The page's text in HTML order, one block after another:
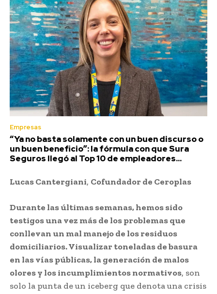
Empresas
“Ya no basta solamente con un buen discurso o
un buen beneficio”: la fórmula con que Sura
Seguros llegó al Top 10 de empleadores...
Lucas Cantergiani, Cofundador de Ceroplas
Durante las últimas semanas, hemos sido
testigos una vez más de los problemas que
conllevan un mal manejo de los residuos
domiciliarios. Visualizar toneladas de basura
en las vías públicas, la generación de malos
olores y los incumplimientos normativos, son
solo la punta de un iceberg que denota una crisis